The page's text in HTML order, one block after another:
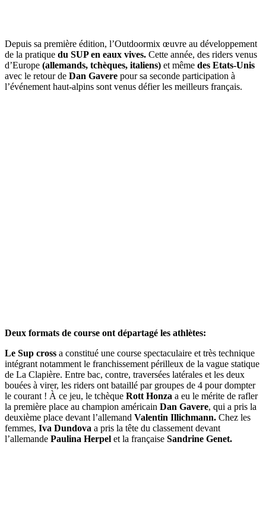
Depuis sa première édition, l’Outdoormix œuvre au développement
de la pratique du SUP en eaux vives. Cette année, des riders venus
d’Europe (allemands, tchèques, italiens) et même des Etats-Unis
avec le retour de Dan Gavere pour sa seconde participation à
l’événement haut-alpins sont venus défier les meilleurs français.
Deux formats de course ont départagé les athlètes:
Le Sup cross a constitué une course spectaculaire et très technique
intégrant notamment le franchissement périlleux de la vague statique
de La Clapière. Entre bac, contre, traversées latérales et les deux
bouées à virer, les riders ont bataillé par groupes de 4 pour dompter
le courant ! À ce jeu, le tchèque Rott Honza a eu le mérite de rafler
la première place au champion américain Dan Gavere, qui a pris la
deuxième place devant l’allemand Valentin Illichmann. Chez les
femmes, Iva Dundova a pris la tête du classement devant
l’allemande Paulina Herpel et la française Sandrine Genet.